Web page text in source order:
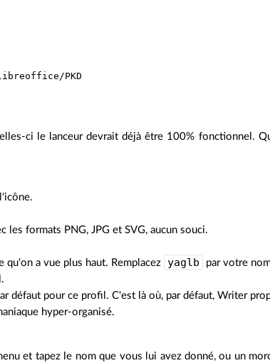
PKD
ci le lanceur devrait déjà être 100% fonctionnel.
formats PNG, JPG et SVG, aucun souci.
qu'on a vue plus haut. Remplacez yaglb
par votre
défaut pour ce profil. C'est là où, par défaut, Writer
hyper-organisé.
et tapez le nom que vous lui avez donné, ou un